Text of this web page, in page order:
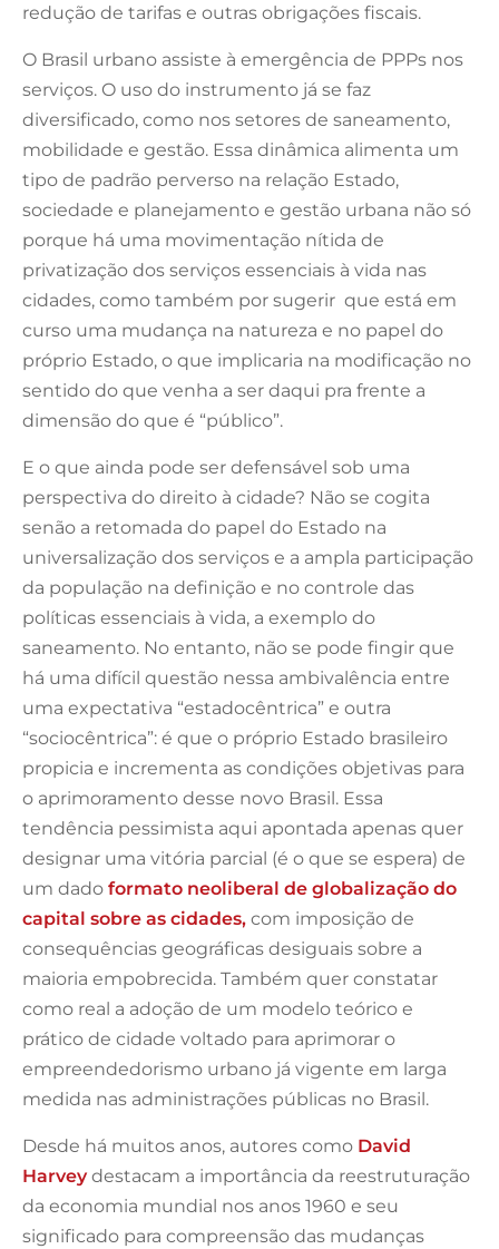
redução de tarifas e outras obrigações fiscais.
O Brasil urbano assiste à emergência de PPPs nos
serviços. O uso do instrumento já se faz
diversificado, como nos setores de saneamento,
mobilidade e gestão. Essa dinâmica alimenta um
tipo de padrão perverso na relação Estado,
sociedade e planejamento e gestão urbana não só
porque há uma movimentação nítida de
privatização dos serviços essenciais à vida nas
cidades, como também por sugerir que está em
curso uma mudança na natureza e no papel do
próprio Estado, o que implicaria na modificação no
sentido do que venha a ser daqui pra frente a
dimensão do que é “público”.
E o que ainda pode ser defensável sob uma
perspectiva do direito à cidade? Não se cogita
senão a retomada do papel do Estado na
universalização dos serviços e a ampla participação
da população na definição e no controle das
políticas essenciais à vida, a exemplo do
saneamento. No entanto, não se pode fingir que
há uma difícil questão nessa ambivalência entre
uma expectativa “estadocêntrica” e outra
“sociocêntrica”: é que o próprio Estado brasileiro
propicia e incrementa as condições objetivas para
o aprimoramento desse novo Brasil. Essa
tendência pessimista aqui apontada apenas quer
designar uma vitória parcial (é o que se espera) de
um dado formato neoliberal de globalização do
capital sobre as cidades, com imposição de
consequências geográficas desiguais sobre a
maioria empobrecida. Também quer constatar
como real a adoção de um modelo teórico e
prático de cidade voltado para aprimorar o
empreendedorismo urbano já vigente em larga
medida nas administrações públicas no Brasil.
Desde há muitos anos, autores como David
Harveydestacam a importância da reestruturação
da economia mundial nos anos 1960 e seu
significado para compreensão das mudanças